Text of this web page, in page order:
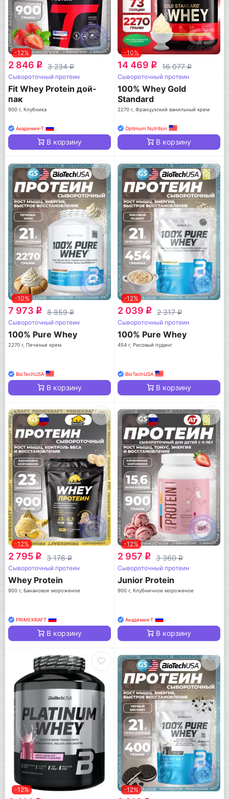
-12%
2 846 q 3 234q
Сывороточный протеин
Fit Whey Protein дой-
пак
900 г, Клубника
Академия-Т
В корзину
-10%
14 469 q 16 077q
Сывороточный протеин
100% Whey Gold
Standard
2270 г, Французский ванильный крем
Optimum Nutrition
В корзину
-10%
7 973 q 8 859q
Сывороточный протеин
100% Pure Whey
2270 г, Печенье крем
BioTechUSA
В корзину
-12%
2 039 q 2 317q
Сывороточный протеин
100% Pure Whey
454 г, Рисовый пудинг
BioTechUSA
В корзину
-12%
2 795 q 3 176q
Сывороточный протеин
Whey Protein
900 г, Банановое мороженое
PRIMEKRAFT
В корзину
-12%
2 957 q 3 360q
Сывороточный протеин
Junior Protein
900 г, Клубничное мороженое
Академия-Т
В корзину
-12% -12%